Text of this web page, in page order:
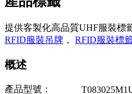
提供客製化高品質UHF服裝標
RFID服裝吊牌 ， RFID服裝標
概述
產品型號：